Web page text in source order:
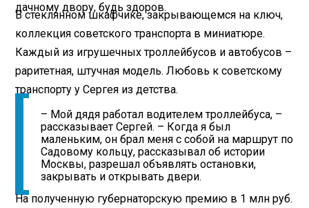
дачному двору, будь здоров.
В стеклянном шкафчике, закрывающемся на ключ,
коллекция советского транспорта в миниатюре.
Каждый из игрушечных троллейбусов и автобусов –
раритетная, штучная модель. Любовь к советскому
транспорту у Сергея из детства.
– Мой дядя работал водителем троллейбуса, –
рассказывает Сергей. – Когда я был
маленьким, он брал меня с собой на маршрут по
Садовому кольцу, рассказывал об истории
Москвы, разрешал объявлять остановки,
закрывать и открывать двери.
На полученную губернаторскую премию в 1 млн руб.